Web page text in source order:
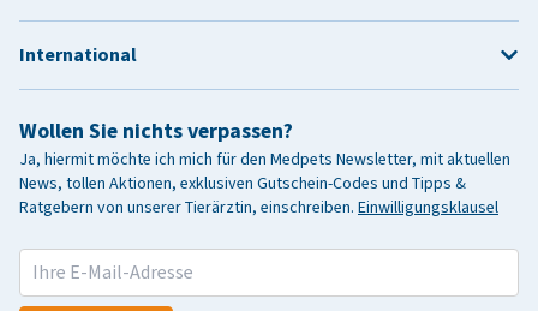
Wollen Sie nichts verpassen?
Ja, hiermit möchte ich mich für den Medpets Newsletter, mit aktuellen
News, tollen Aktionen, exklusiven Gutschein-Codes und Tipps &
Ratgebern von unserer Tierärztin, einschreiben. Einwilligungsklausel
International